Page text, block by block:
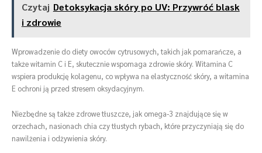
Czytaj Detoksykacja skóry po UV: Przywróć blask
i zdrowie
Wprowadzenie do diety owoców cytrusowych, takich jak pomarańcze, a
także witamin C i E, skutecznie wspomaga zdrowie skóry. Witamina C
wspiera produkcję kolagenu, co wpływa na elastyczność skóry, a witamina
E ochroni ją przed stresem oksydacyjnym.
Niezbędne są także zdrowe tłuszcze, jak omega-3 znajdujące się w
orzechach, nasionach chia czy tłustych rybach, które przyczyniają się do
nawilżenia i odżywienia skóry.